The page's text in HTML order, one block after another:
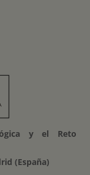
y el Reto
(España)